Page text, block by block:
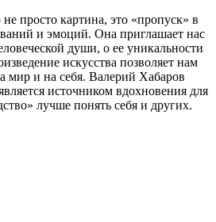
просто картина, это «пропуск» в
и эмоций. Она приглашает нас
души, о ее уникальности
искусства позволяет нам
мир и на себя. Валерий Хабаров
источником вдохновения для
лучше понять себя и других.